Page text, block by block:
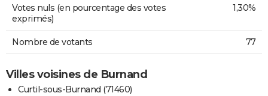
Votes nuls (en pourcentage des votes
exprimés)
1,30%
Nombre de votants 77
Villes voisines de Burnand
Curtil-sous-Burnand (71460)